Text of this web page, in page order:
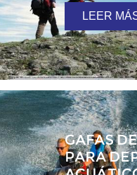
LEER
GAFAS
PARA